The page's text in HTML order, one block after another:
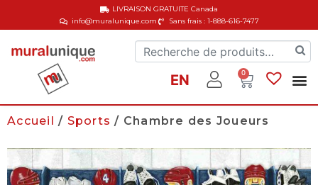
info@muralunique.com Sans frais : 1-888-616-7477
LIVRAISON GRATUITECanada
EN 0
Accueil / Sports / Chambre des Joueurs